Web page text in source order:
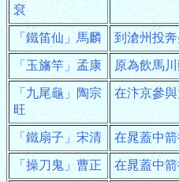
袞
「鐵笛仙」馬麟 到滄州投
「玉旛竿」孟康 原為飲馬
「九尾龜」陶宗
旺
在汴京參
「鐵扇子」宋清 在晁蓋中
「操刀鬼」曹正 在晁蓋中